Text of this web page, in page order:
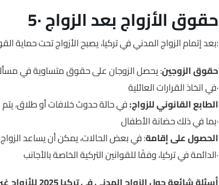
5· حقوق الأزواج بعد الزواج
بعد إتمام الزواج المدني في تركيا، يصبح الأزواج تحت حماية القوانين التركية· يتضمن ذلك:
حقوق الزوجين: يحصل الزوجان على حقوق متساوية في
في اتخاذ القرارات العائلية·
الطابع القانوني للزواج:في حالة حدوث خلافات أو طلاق،
بما في ذلك حضانة الأطفال·
الحصول على إقامة: في بعض الحالات، يمكن أن يساعد
الدائمة في تركيا، وفقًا للقوانين التركية الخاصة بالأجانب·